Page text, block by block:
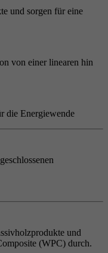
und sorgen für eine
von einer linearen hin
die Energiewende
und
(WPC) durch.